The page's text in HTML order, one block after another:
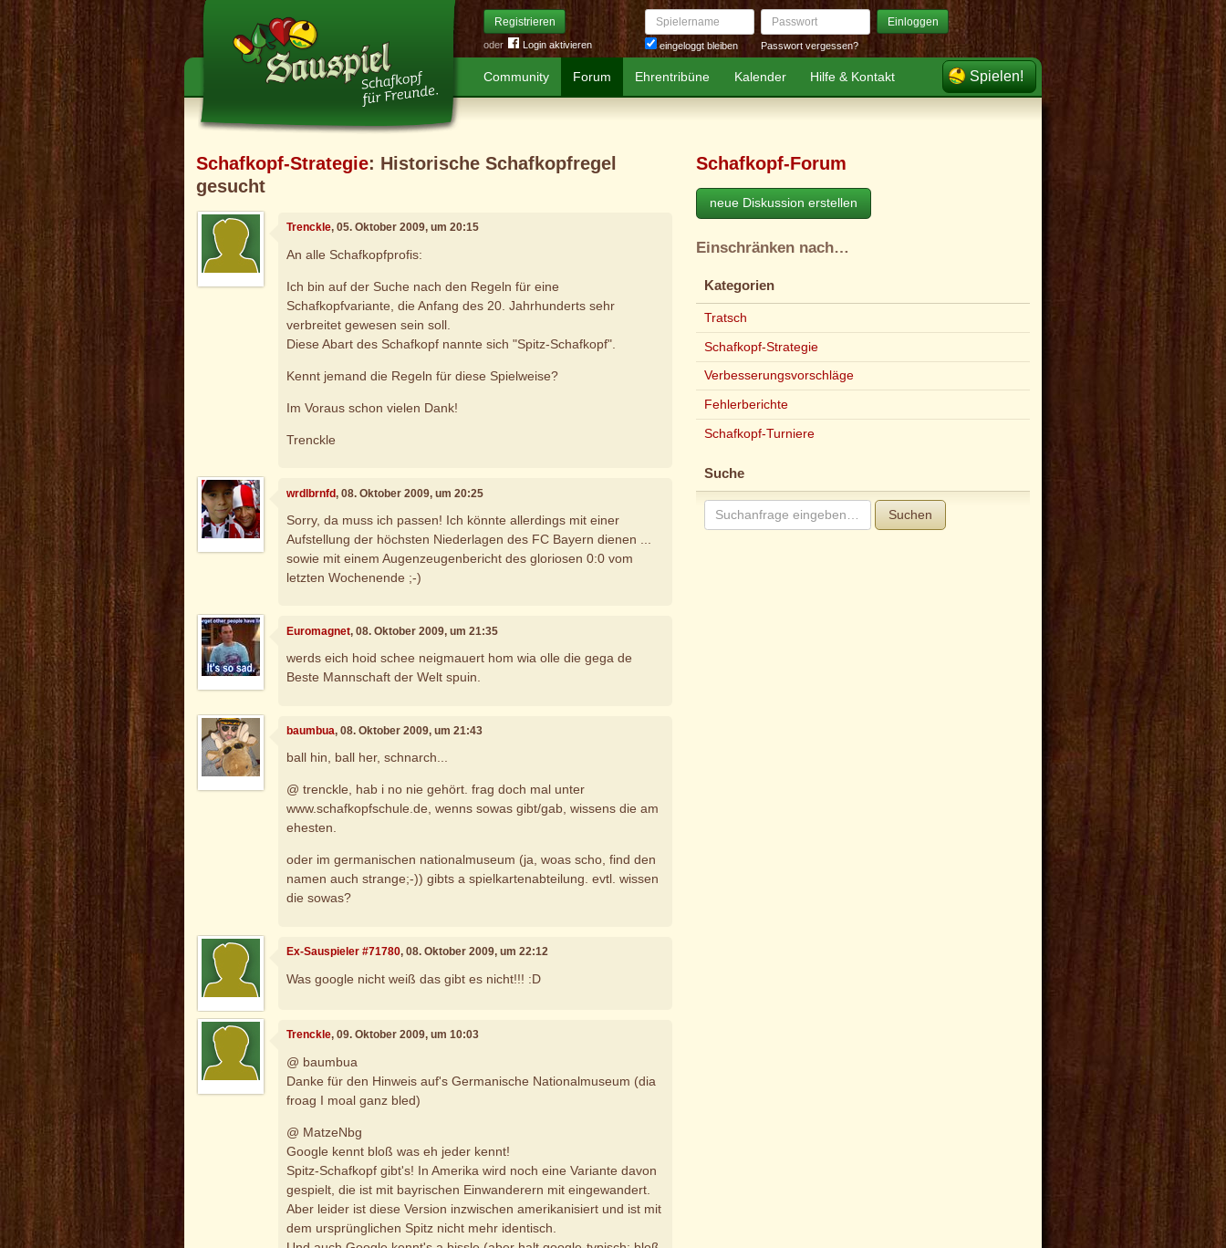
Registrieren
oder Login aktivieren
Spielername
eingeloggt bleiben
Passwort Einloggen
Passwort vergessen?
Community Forum Ehrentribüne Kalender Hilfe & Kontakt Spielen!
Schafkopf-Strategie: Historische Schafkopfregel
gesucht
Trenckle, 05. Oktober 2009, um 20:15
An alle Schafkopfprofis:
Ich bin auf der Suche nach den Regeln für eine
Schafkopfvariante, die Anfang des 20. Jahrhunderts sehr
verbreitet gewesen sein soll.
Diese Abart des Schafkopf nannte sich "Spitz-Schafkopf".
Kennt jemand die Regeln für diese Spielweise?
Im Voraus schon vielen Dank!
Trenckle
wrdlbrnfd, 08. Oktober 2009, um 20:25
Sorry, da muss ich passen! Ich könnte allerdings mit einer
Aufstellung der höchsten Niederlagen des FC Bayern dienen ...
sowie mit einem Augenzeugenbericht des gloriosen 0:0 vom
letzten Wochenende ;-)
Euromagnet, 08. Oktober 2009, um 21:35
werds eich hoid schee neigmauert hom wia olle die gega de
Beste Mannschaft der Welt spuin.
baumbua, 08. Oktober 2009, um 21:43
ball hin, ball her, schnarch...
@ trenckle, hab i no nie gehört. frag doch mal unter
www.schafkopfschule.de, wenns sowas gibt/gab, wissens die am
ehesten.
oder im germanischen nationalmuseum (ja, woas scho, find den
namen auch strange;-)) gibts a spielkartenabteilung. evtl. wissen
die sowas?
Ex-Sauspieler #71780, 08. Oktober 2009, um 22:12
Was google nicht weiß das gibt es nicht!!! :D
Trenckle, 09. Oktober 2009, um 10:03
@ baumbua
Danke für den Hinweis auf's Germanische Nationalmuseum (dia
froag I moal ganz bled)
@ MatzeNbg
Google kennt bloß was eh jeder kennt!
Spitz-Schafkopf gibt's! In Amerika wird noch eine Variante davon
gespielt, die ist mit bayrischen Einwanderern mit eingewandert.
Aber leider ist diese Version inzwischen amerikanisiert und ist mit
dem ursprünglichen Spitz nicht mehr identisch.
Schafkopf-Forum
neue Diskussion erstellen
Einschränken nach…
Kategorien
Tratsch
Schafkopf-Strategie
Verbesserungsvorschläge
Fehlerberichte
Schafkopf-Turniere
Suche
Suchen